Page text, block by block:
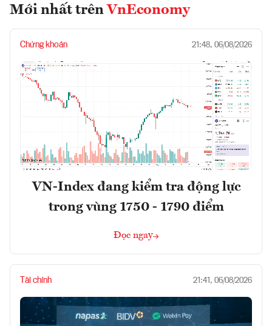
Mới nhất trên VnEconomy
Chứng khoán 21:48, 06/08/2026
VN-Index đang kiểm tra động lực
trong vùng 1750 - 1790 điểm
Đọc ngay
Tài chính 21:41, 06/08/2026